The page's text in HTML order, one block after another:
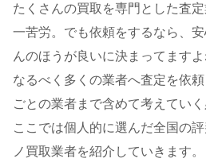
たくさんの買取を専門とした査
一苦労。でも依頼をするなら、
んのほうが良いに決まってますよ
なるべく多くの業者へ査定を依
ごとの業者まで含めて考えていく
ここでは個人的に選んだ全国の
ノ買取業者を紹介していきます。